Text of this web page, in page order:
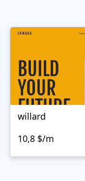
willard
10,8 $/m